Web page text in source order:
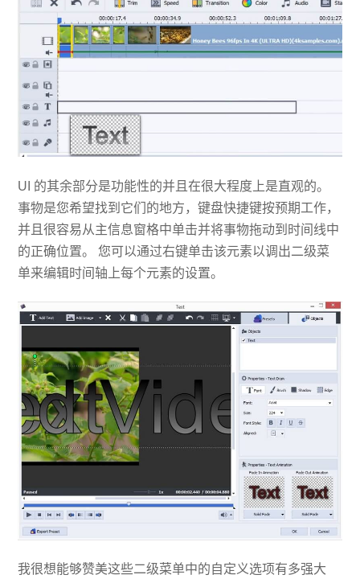
UI 的其余部分是功能性的并且在很大程度上是直观的。
事物是您希望找到它们的地方，键盘快捷键按预期工作，
并且很容易从主信息窗格中单击并将事物拖动到时间线中
的正确位置。 您可以通过右键单击该元素以调出二级菜
单来编辑时间轴上每个元素的设置。
我很想能够赞美这些二级菜单中的自定义选项有多强大